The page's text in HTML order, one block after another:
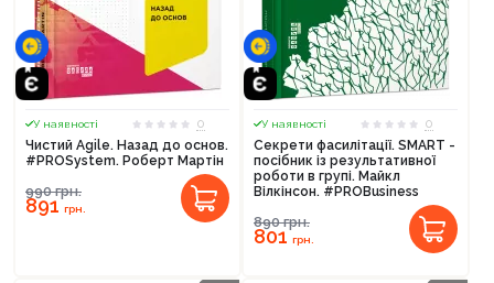
У наявності
0
Чистий Agile. Назад до основ.
#PROSystem. Роберт Мартін
990грн.
891грн.
У наявності
0
Секрети фасилітації. SMART -
посібник із результативної
роботи в групі. Майкл
Вілкінсон. #PROBusiness
890грн.
801грн.